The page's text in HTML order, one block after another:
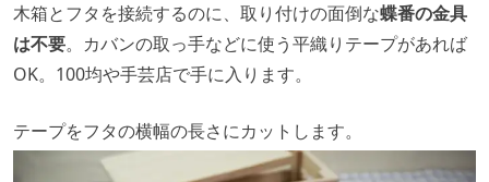
木箱とフタを接続するのに、取り付けの面倒な蝶番の金具
は不要。カバンの取っ手などに使う平織りテープがあれば
OK。100均や手芸店で手に入ります。
テープをフタの横幅の長さにカットします。